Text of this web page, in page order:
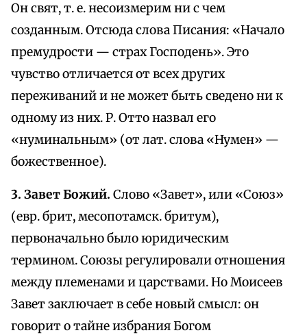
Он свят, т. е. несоизмерим ни с чем
созданным. Отсюда слова Писания: «Начало
премудрости — страх Господень». Это
чувство отличается от всех других
переживаний и не может быть сведено ни к
одному из них. Р. Отто назвал его
«нуминальным» (от лат. слова «Нумен» —
божественное).
3. Завет Божий. Слово «Завет», или «Союз»
(евр. брит, месопотамск. бритум),
первоначально было юридическим
термином. Союзы регулировали отношения
между племенами и царствами. Но Моисеев
Завет заключает в себе новый смысл: он
говорит о тайне избрания Богом